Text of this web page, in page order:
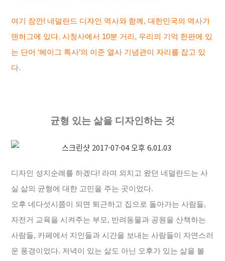
여기 잠깐! 네덜란드 디자인 역사와 함께, 대한민국의 역사가
덴하그에 있다. 시청사에서 10분 거리, 우리의 기억 한편에 있
는 단어 ‘헤이그 특사’의 이준 열사 기념관이 자리를 잡고 있
다.
균형 있는 삶을 디자인하는 것
디자인 성지순례를 하겠다! 라며 외치고 왔던 네덜란드는 사
실 삶의 균형에 대한 고민을 주는 곳이었다.
오후 네다섯시쯤이 되면 퇴근하고 집으로 돌아가는 사람들,
자전거 교육을 시켜주는 부모, 반려동물과 공원을 산책하는
사람들, 카페에서 지인들과 시간을 보내는 사람들이 자연스러
운 풍경이었다. 저녁이 있는 삶도 아닌 오후가 있는 삶을 볼